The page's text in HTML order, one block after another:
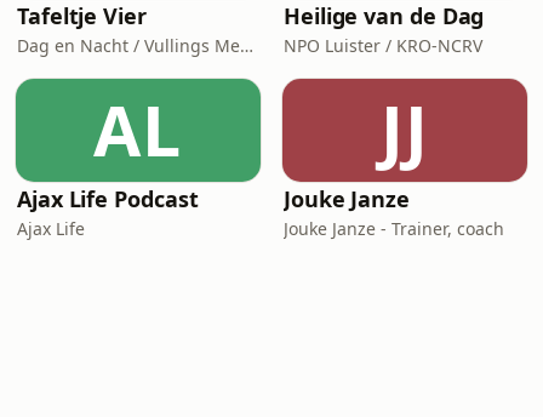
Tafeltje Vier
Dag en Nacht / Vullings Media
Heilige van de Dag
NPO Luister / KRO-NCRV
AL
Ajax Life Podcast
Ajax Life
JJ
Jouke Janze
Jouke Janze - Trainer, coach